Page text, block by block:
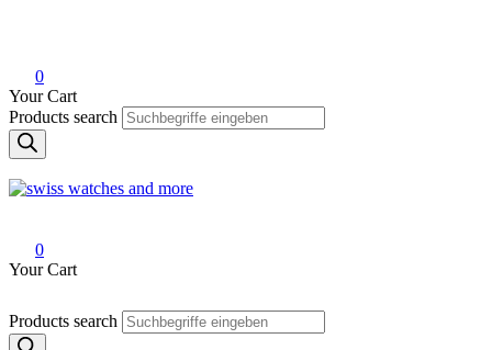
0
Your Cart
Products search
0
Your Cart
Products search